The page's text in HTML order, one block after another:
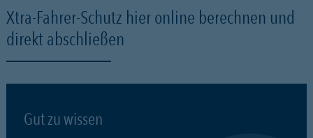
Xtra-Fahrer-Schutz hier online berechnen und
direkt abschließen
Gut zu wissen